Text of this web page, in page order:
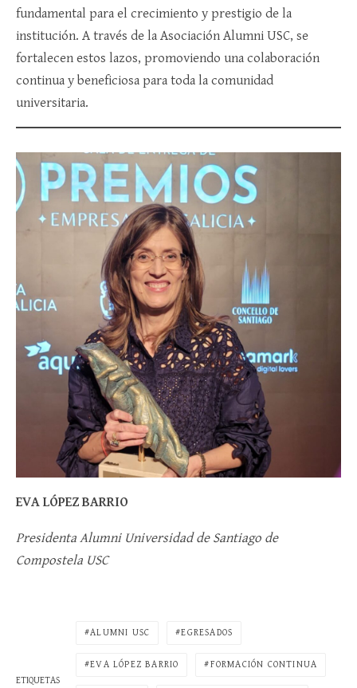
fundamental para el crecimiento y prestigio de la
institución. A través de la Asociación Alumni USC, se
fortalecen estos lazos, promoviendo una colaboración
continua y beneficiosa para toda la comunidad
universitaria.
EVA LÓPEZ BARRIO
Presidenta Alumni Universidad de Santiago de
Compostela USC
ETIQUETAS
ALUMNI USC EGRESADOS
EVA LÓPEZ BARRIO FORMACIÓN CONTINUA